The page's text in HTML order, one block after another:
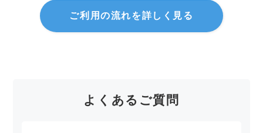
ご利用の流れを詳しく見る
よくあるご質問